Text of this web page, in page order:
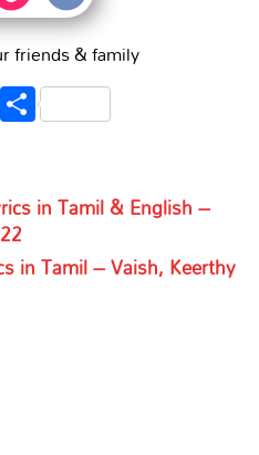
friends & family
Telegram
Share
in Tamil & English –
in Tamil – Vaish, Keerthy